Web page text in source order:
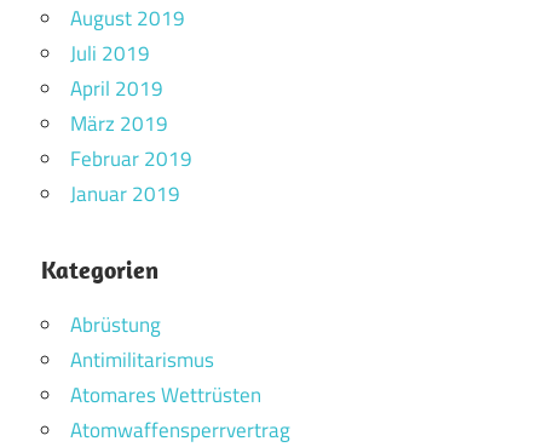
August 2019
Juli 2019
April 2019
März 2019
Februar 2019
Januar 2019
Kategorien
Abrüstung
Antimilitarismus
Atomares Wettrüsten
Atomwaffensperrvertrag